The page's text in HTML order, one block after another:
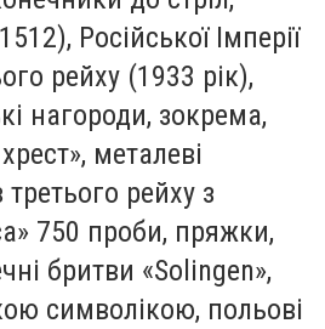
Російської Імперії
рейху (1933 рік),
нагороди, зокрема,
металеві
рейху з
750 проби, пряжки,
бритви «Solingen»,
символікою, польові